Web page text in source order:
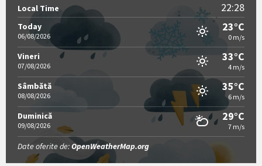
Local Time 22:28
Today
06/08/2026
23°C
0 m/s
Vineri
07/08/2026
33°C
4 m/s
Sâmbătă
08/08/2026
35°C
6 m/s
Duminică
09/08/2026
29°C
7 m/s
Date oferite de:OpenWeatherMap.org